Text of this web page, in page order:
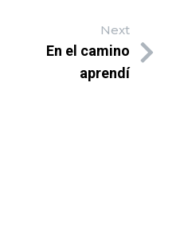
Next
En el camino
aprendí